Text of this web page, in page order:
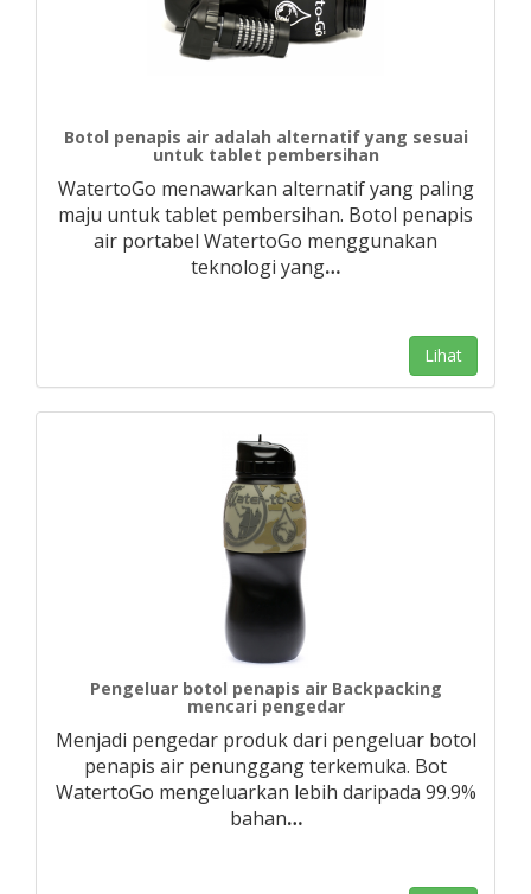
Botol penapis air adalah alternatif yang sesuai
untuk tablet pembersihan
WatertoGo menawarkan alternatif yang paling
maju untuk tablet pembersihan. Botol penapis
air portabel WatertoGo menggunakan
teknologi yang…
Lihat
Pengeluar botol penapis air Backpacking
mencari pengedar
Menjadi pengedar produk dari pengeluar botol
penapis air penunggang terkemuka. Bot
WatertoGo mengeluarkan lebih daripada 99.9%
bahan…